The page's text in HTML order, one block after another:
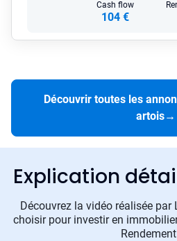
Cash flow
104 €
Découvrir toutes les
artois→
Explication
Découvrez la vidéo réalisée par
choisir pour investir en